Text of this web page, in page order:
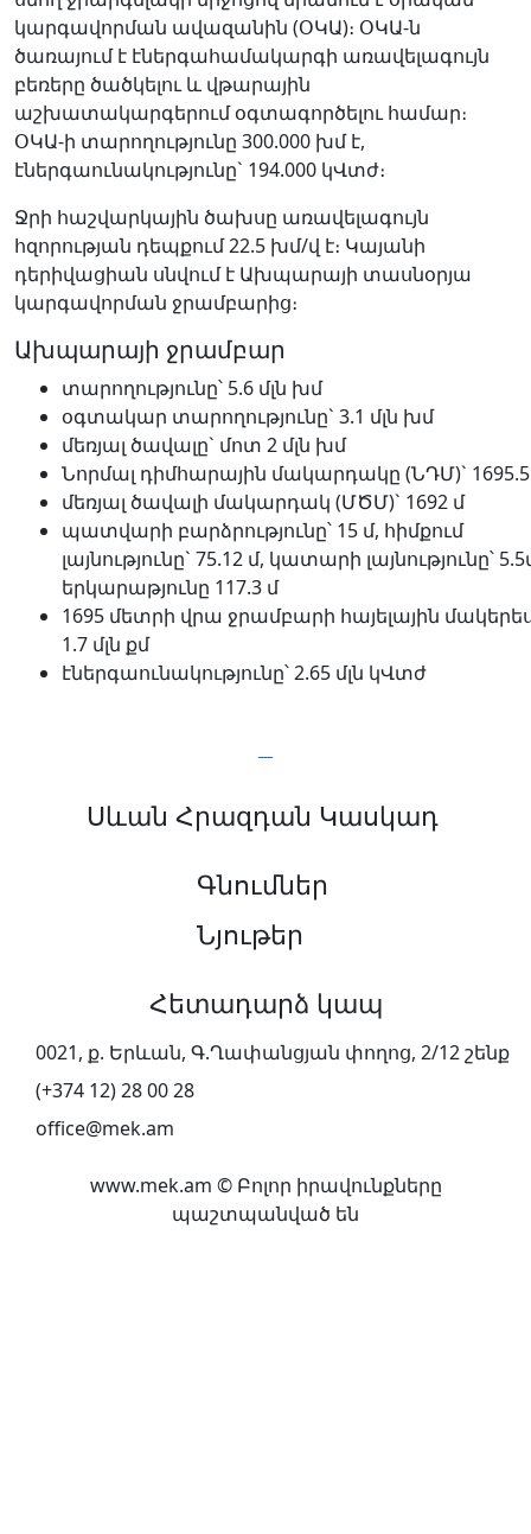
կարգավորման ավազանին (ՕԿԱ)։ ՕԿԱ-ն
ծառայում է էներգահամակարգի առավելագույն
բեռերը ծածկելու և վթարային
աշխատակարգերում օգտագործելու համար։
ՕԿԱ-ի տարողությունը 300.000 խմ է,
էներգաունակությունը` 194.000 կՎտժ։
Ջրի հաշվարկային ծախսը առավելագույն
հզորության դեպքում 22.5 խմ/վ է։ Կայանի
դերիվացիան սնվում է Ախպարայի տասնօրյա
կարգավորման ջրամբարից։
Ախպարայի ջրամբար
տարողությունը՝ 5.6 մլն խմ
օգտակար տարողությունը` 3.1 մլն խմ
մեռյալ ծավալը` մոտ 2 մլն խմ
Նորմալ դիմհարային մակարդակը (ՆԴՄ)`
մեռյալ ծավալի մակարդակ (ՄԾՄ)` 1692 մ
պատվարի բարձրությունը՝ 15 մ, հիմքում
լայնությունը` 75.12 մ, կատարի լայնությունը՝
երկարաթյունը 117.3 մ
1695 մետրի վրա ջրամբարի հայելային
1.7 մլն քմ
էներգաունակությունը՝ 2.65 մլն կՎտժ
Սևան Հրազդան Կասկադ
Գնումներ
Նյութեր
Հետադարձ կապ
0021, ք. Երևան, Գ.Ղափանցյան փողոց, 2/12 շենք
(+374 12) 28 00 28
office@mek.am
www.mek.am © Բոլոր իրավունքները
պաշտպանված են